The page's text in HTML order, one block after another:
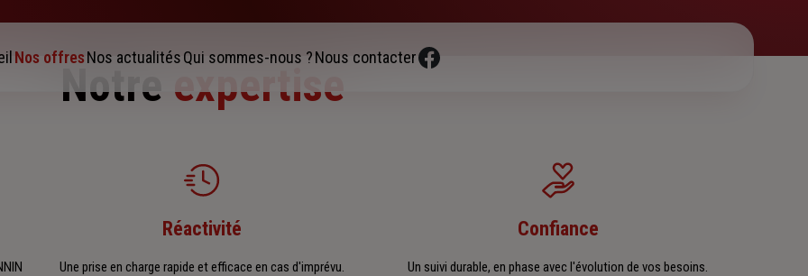
Nos offresNos actualitésQui sommes-nous ?Nous contacter
Notre expertise
Réactivité
Une prise en charge rapide et efficace en cas d'imprévu.
Confiance
Un suivi durable, en phase avec l'évolution de vos besoins.